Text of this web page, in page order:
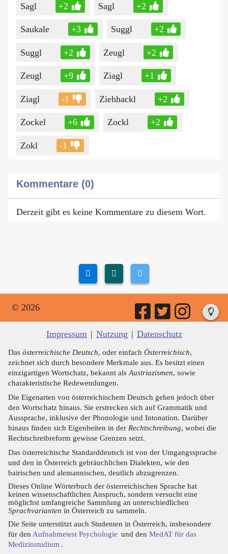
Sagl +2 Sagl +2
Saukale +3 Suggl +2
Suggl +2 Zeugl +2
Zeugl +9 Ziagl +1
Ziagl -1 Ziehhackl +2
Zockel +6 Zockl +2
Zokl -1
Kommentare (0)
Derzeit gibt es keine Kommentare zu diesem Wort.
© 2026
Impressum | Nutzung | Datenschutz
Das österreichische Deutsch, oder einfach Österreichisch,
zeichnet sich durch besondere Merkmale aus. Es besitzt einen
einzigartigen Wortschatz, bekannt als Austriazismen, sowie
charakteristische Redewendungen.
Die Eigenarten von österreichischem Deutsch gehen jedoch über
den Wortschatz hinaus. Sie erstrecken sich auf Grammatik und
Aussprache, inklusive der Phonologie und Intonation. Darüber
hinaus finden sich Eigenheiten in der Rechtschreibung, wobei die
Rechtschreibreform gewisse Grenzen setzt.
Das österreichische Standarddeutsch ist von der Umgangssprache
und den in Österreich gebräuchlichen Dialekten, wie den
bairischen und alemannischen, deutlich abzugrenzen.
Dieses Online Wörterbuch der österreichischen Sprache hat
keinen wissenschaftlichen Anspruch, sondern versucht eine
möglichst umfangreiche Sammlung an unterschiedlichen
Sprachvarianten in Österreich zu sammeln.
Die Seite unterstützt auch Studenten in Österreich, insbesondere
für den Aufnahmetest Psychologie und den MedAT für das
Medizinstudium .